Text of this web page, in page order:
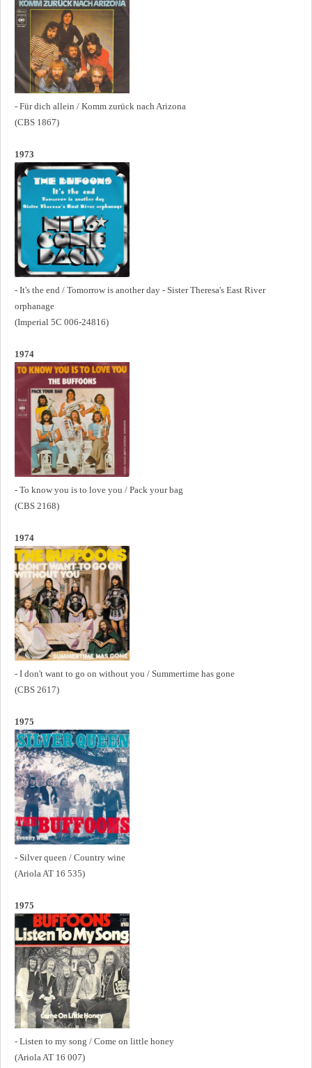
- Für dich allein / Komm zurück nach Arizona
(CBS 1867)
1973
- It's the end / Tomorrow is another day - Sister Theresa's East River
orphanage
(Imperial 5C 006-24816)
1974
- To know you is to love you / Pack your bag
(CBS 2168)
1974
- I don't want to go on without you / Summertime has gone
(CBS 2617)
1975
- Silver queen / Country wine
(Ariola AT 16 535)
1975
- Listen to my song / Come on little honey
(Ariola AT 16 007)